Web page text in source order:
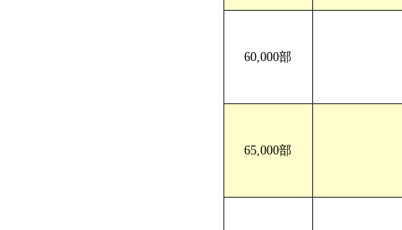
60,000部
65,000部